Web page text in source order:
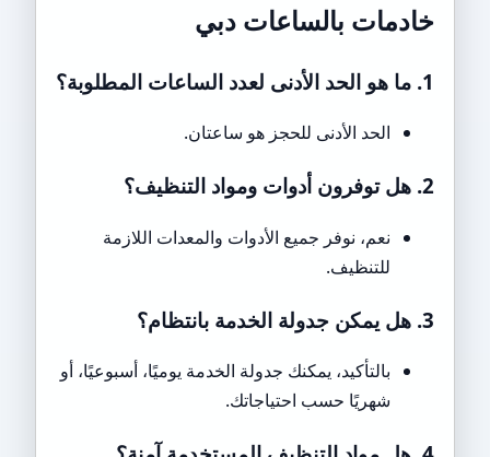
خادمات بالساعات دبي
1. ما هو الحد الأدنى لعدد الساعات المطلوبة؟
الحد الأدنى للحجز هو ساعتان.
2. هل توفرون أدوات ومواد التنظيف؟
نعم، نوفر جميع الأدوات والمعدات اللازمة
للتنظيف.
3. هل يمكن جدولة الخدمة بانتظام؟
بالتأكيد، يمكنك جدولة الخدمة يوميًا، أسبوعيًا، أو
شهريًا حسب احتياجاتك.